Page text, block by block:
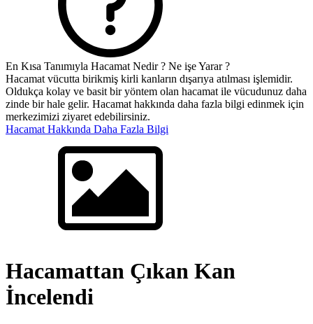
En Kısa Tanımıyla Hacamat Nedir ? Ne işe Yarar ?
Hacamat vücutta birikmiş kirli kanların dışarıya atılması işlemidir.
Oldukça kolay ve basit bir yöntem olan hacamat ile vücudunuz daha
zinde bir hale gelir. Hacamat hakkında daha fazla bilgi edinmek için
merkezimizi ziyaret edebilirsiniz.
Hacamat Hakkında Daha Fazla Bilgi
Hacamattan Çıkan Kan
İncelendi